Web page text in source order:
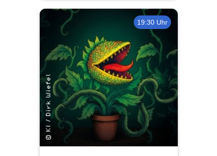
19:30 Uhr